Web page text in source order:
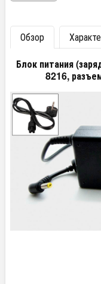
Обзор
Блок питания
8216,